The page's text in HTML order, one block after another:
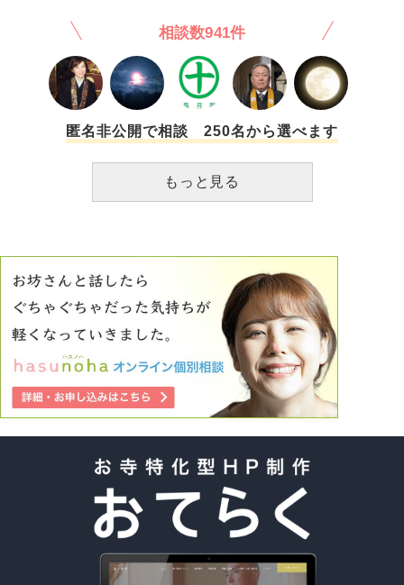
す。もう疲れてしまいました。 私から寂しさを取り除かな
い限り、今の生活を続けることもできませんし、このまま違
う生活を送れるとも思えません。 寂しさに囚われている私
に、どうか生きる知恵をいただけないでしょうか。
相談数941件
匿名非公開で相談 250名から選べます
もっと見る